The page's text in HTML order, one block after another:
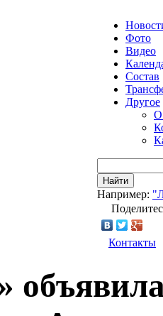
Фото
Видео
Состав
Другое
О
Найти
Например:
Контакты